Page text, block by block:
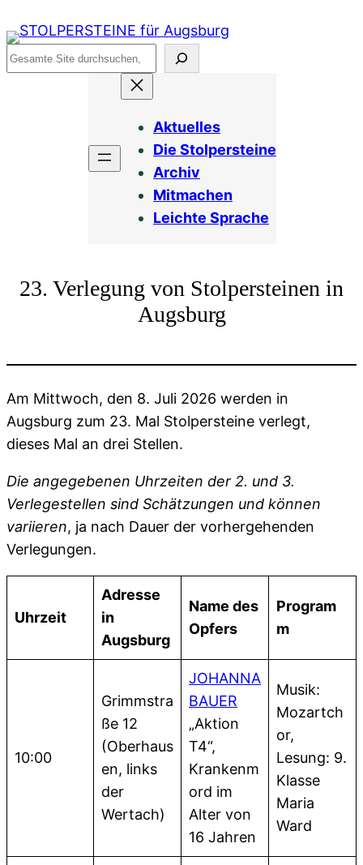
Inhalt
springen
Suchen
Aktuelles
Die Stolpersteine
Archiv
Mitmachen
Leichte Sprache
23. Verlegung von Stolpersteinen in
Augsburg
Am Mittwoch, den 8. Juli 2026 werden in
Augsburg zum 23. Mal Stolpersteine verlegt,
dieses Mal an drei Stellen.
Die angegebenen Uhrzeiten der 2. und 3.
Verlegestellen sind Schätzungen und können
variieren, ja nach Dauer der vorhergehenden
Verlegungen.
Uhrzeit
Adresse
in
Augsburg
Name des
Opfers
Program
m
10:00
Grimmstra
ße 12
(Oberhaus
en, links
der
Wertach)
JOHANNA
BAUER
„Aktion
T4“,
Krankenm
ord im
Alter von
16 Jahren
Musik:
Mozartch
or,
Lesung: 9.
Klasse
Maria
Ward